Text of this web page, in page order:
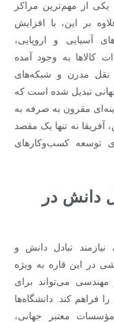
یکی از مهم‌ترین مراکز
بر این، با افزایش
آسیایی و اروپایی،
کالاها به وجود آمده
نقل مدرن و شبکه‌های
تبدیل شده است که
مقرون به صرفه به
آفریقا نه تنها یک مقصد
توسعه کسب‌وکارهای
دانش در
تبادل دانش و
در این قاره به ویژه
می‌تواند برای
فراهم کند. دانشگاه‌ها
معتبر جهانی،